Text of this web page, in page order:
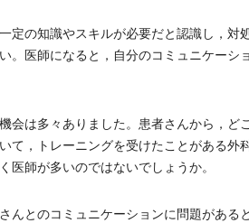
定の知識やスキルが必要だと認識し，対
。医師になると，自分のコミュニケー
会は多々ありました。患者さんから，ど
て，トレーニングを受けたことがある
医師が多いのではないでしょうか。
んとのコミュニケーションに問題がある